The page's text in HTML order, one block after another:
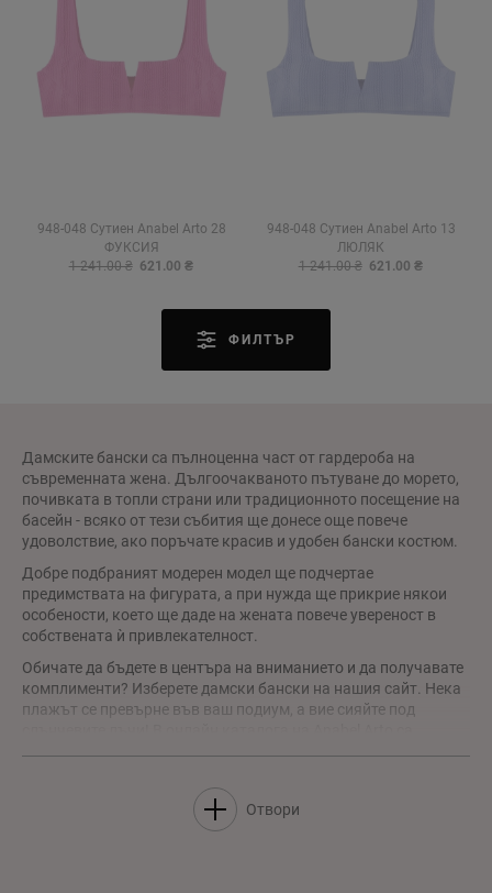
948-048 Сутиен Anabel Arto 28
ФУКСИЯ
1 241.00 ₴ 621.00 ₴
948-048 Сутиен Anabel Arto 13
ЛЮЛЯК
1 241.00 ₴ 621.00 ₴
ФИЛТЪР
Дамските бански са пълноценна част от гардероба на
съвременната жена. Дългоочакваното пътуване до морето,
почивката в топли страни или традиционното посещение на
басейн - всяко от тези събития ще донесе още повече
удоволствие, ако поръчате красив и удобен бански костюм.
Добре подбраният модерен модел ще подчертае
предимствата на фигурата, а при нужда ще прикрие някои
особености, което ще даде на жената повече увереност в
собствената ѝ привлекателност.
Обичате да бъдете в центъра на вниманието и да получавате
комплименти? Изберете дамски бански на нашия сайт. Нека
плажът се превърне във ваш подиум, а вие сияйте под
представени разнообразни модели. Със сигурност ще
Нашите модели са създадени специално за вашата
комфортна почивка и удоволствие.
Отвори